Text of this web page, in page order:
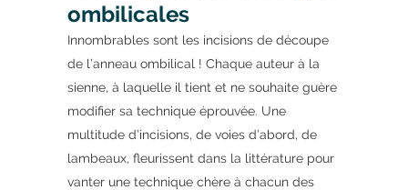
ombilicales
Innombrables sont les incisions de découpe
de l’anneau ombilical ! Chaque auteur à la
sienne, à laquelle il tient et ne souhaite guère
modifier sa technique éprouvée. Une
multitude d’incisions, de voies d’abord, de
lambeaux, fleurissent dans la littérature pour
vanter une technique chère à chacun des